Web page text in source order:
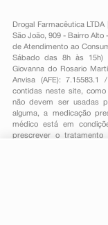
Drogal Farmacêutica
São João, 909 - Bairro Alto
de Atendimento ao
Sábado das 8h às 15h)
Giovanna do Rosario
Anvisa (AFE): 7.15583.1
contidas neste site,
não devem ser usadas
alguma, a medicação
médico está em
prescrever o tratamento